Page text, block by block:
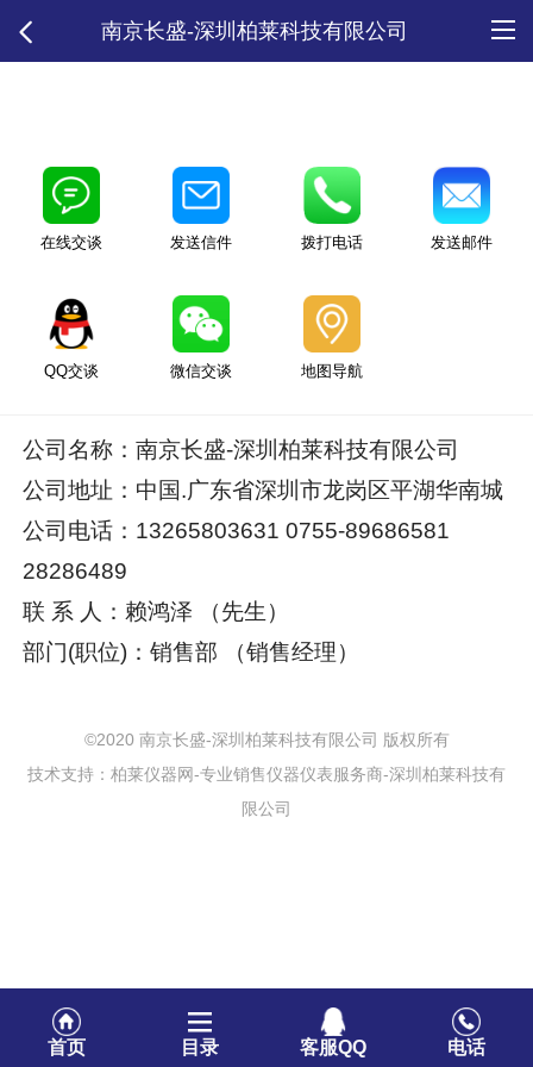
南京长盛-深圳柏莱科技有限公司
在线交谈 发送信件 拨打电话 发送邮件
QQ交谈 微信交谈 地图导航
公司名称：南京长盛-深圳柏莱科技有限公司
公司地址：中国.广东省深圳市龙岗区平湖华南城
公司电话：13265803631 0755-89686581
28286489
联 系 人：赖鸿泽 （先生）
部门(职位)：销售部 （销售经理）
©2020 南京长盛-深圳柏莱科技有限公司 版权所有
技术支持：柏莱仪器网-专业销售仪器仪表服务商-深圳柏莱科技有
限公司
首页 目录 客服QQ 电话